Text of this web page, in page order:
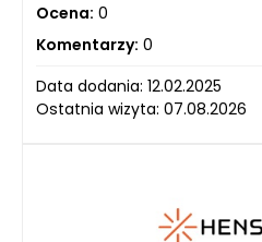
Ocena: 0
Komentarzy: 0
Data dodania: 12.02.2025
Ostatnia wizyta: 07.08.2026